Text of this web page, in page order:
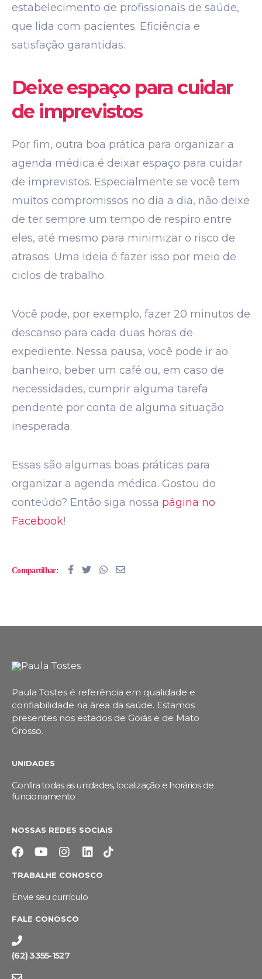
estabelecimento de profissionais de saúde,
que lida com pacientes. Eficiência e
satisfação garantidas.
Deixe espaço para cuidar
de imprevistos
Por fim, outra boa prática para organizar a
agenda médica é deixar espaço para cuidar
de imprevistos. Especialmente se você tem
muitos compromissos no dia a dia, não deixe
de ter sempre um tempo de respiro entre
eles, até mesmo para minimizar o risco de
atrasos. Uma ideia é fazer isso por meio de
ciclos de trabalho.
Você pode, por exemplo, fazer 20 minutos de
descanso para cada duas horas de
expediente. Nessa pausa, você pode ir ao
banheiro, beber um café ou, em caso de
necessidades, cumprir alguma tarefa
pendente por conta de alguma situação
inesperada.
Essas são algumas boas práticas para
organizar a agenda médica. Gostou do
conteúdo? Então siga nossa página no
Facebook!
Compartilhar:
Paula Tostes é referência em qualidade e
confiabilidade na área da saúde. Estamos
presentes nos estados de Goiás e de Mato
Grosso.
UNIDADES
Confira todas as unidades, localização e horários de
funcionamento
NOSSAS REDES SOCIAIS
TRABALHE CONOSCO
Envie seu currículo
FALE CONOSCO
(62) 3355-1527